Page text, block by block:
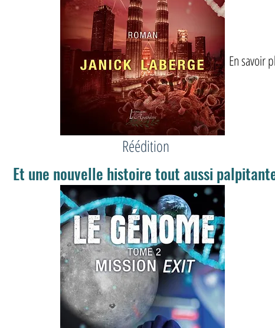
En savoir
Réédition
Et une nouvelle histoire tout aussi